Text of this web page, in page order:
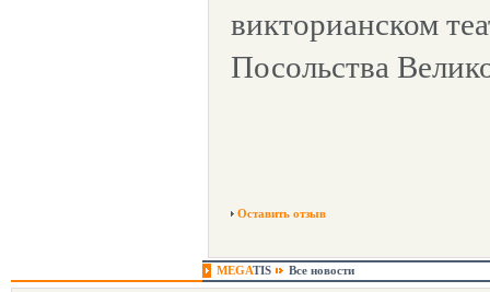
викторианском
Посольства
Оставить отзыв
MEGATIS Все новости